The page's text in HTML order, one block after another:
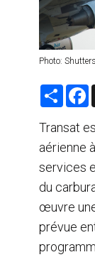
FORMATION &
Photo:
S
r
e
F
e
b
o
k
Transat
aérienne
services
du
œuvre
prévue